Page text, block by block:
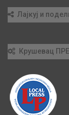
Лајкуј и
Крушевац